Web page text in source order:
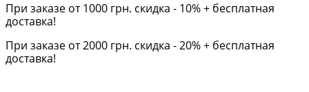
При заказе от 1000 грн. скидка - 10% + бесплатная
доставка!
При заказе от 2000 грн. скидка - 20% + бесплатная
доставка!